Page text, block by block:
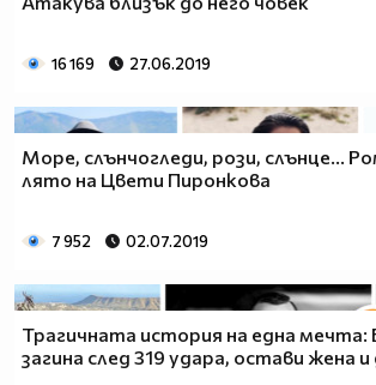
16 169 27.06.2019
Море, слънчогледи, рози, слънце...
лято на Цвети Пиронкова
7 952 02.07.2019
Трагичната история на една мечта:
загина след 319 удара, остави жена